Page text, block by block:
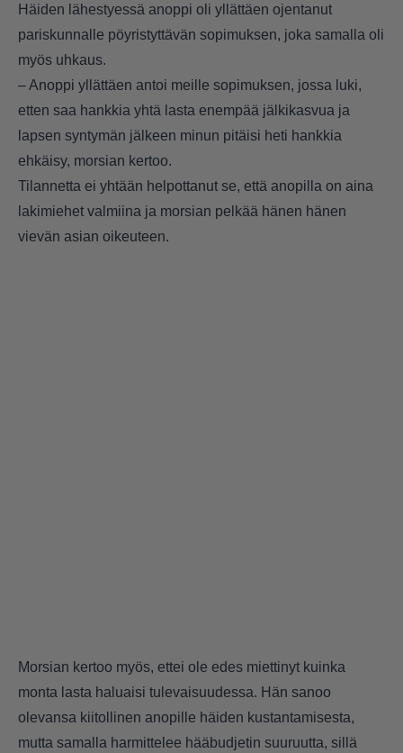
Häiden lähestyessä anoppi oli yllättäen ojentanut
pariskunnalle pöyristyttävän sopimuksen, joka samalla oli
myös uhkaus.
– Anoppi yllättäen antoi meille sopimuksen, jossa luki,
etten saa hankkia yhtä lasta enempää jälkikasvua ja
lapsen syntymän jälkeen minun pitäisi heti hankkia
ehkäisy, morsian kertoo.
Tilannetta ei yhtään helpottanut se, että anopilla on aina
lakimiehet valmiina ja morsian pelkää hänen hänen
vievän asian oikeuteen.
Morsian kertoo myös, ettei ole edes miettinyt kuinka
monta lasta haluaisi tulevaisuudessa. Hän sanoo
olevansa kiitollinen anopille häiden kustantamisesta,
mutta samalla harmittelee hääbudjetin suuruutta, sillä